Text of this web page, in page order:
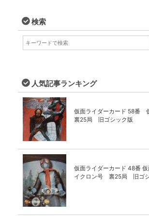
検索
人気記事ランキング
仮面ライダーカード 58番
裏25局 旧ゴシック版
仮面ライダーカード 48番
イクロン号 裏25局 旧ゴ